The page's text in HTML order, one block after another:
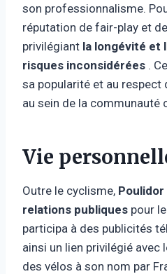
son professionnalisme.
réputation de fair-play et
privilégiant la longévité et
risques inconsidérées .
sa popularité et au respect
au sein de la communauté
Vie
Outre le cyclisme,
relations publiques pour
participa à des publicités
ainsi un lien privilégié
des vélos à son nom par